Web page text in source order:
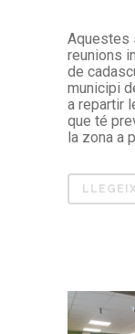
Aquestes
reunions
de
municipi
a repartir
que té
la zona a